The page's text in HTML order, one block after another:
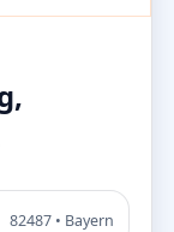
82487 • Bayern